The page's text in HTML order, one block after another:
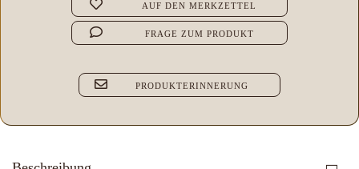
AUF DEN MERKZETTEL
FRAGE ZUM PRODUKT
PRODUKTERINNERUNG